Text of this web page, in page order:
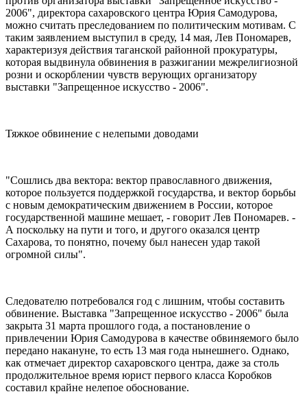
2006", директора сахаровского центра Юрия Самодурова,
можно считать преследованием по политическим мотивам. С
таким заявлением выступил в среду, 14 мая, Лев Пономарев,
характеризуя действия таганской районной прокуратуры,
которая выдвинула обвинения в разжигании межрелигиозной
розни и оскорблении чувств верующих организатору
выставки "Запрещенное искусство - 2006".
Тяжкое обвинение с нелепыми доводами
"Сошлись два вектора: вектор православного движения,
которое пользуется поддержкой государства, и вектор борьбы
с новым демократическим движением в России, которое
государственной машине мешает, - говорит Лев Пономарев. -
А поскольку на пути и того, и другого оказался центр
Сахарова, то понятно, почему был нанесен удар такой
огромной силы".
Следователю потребовался год с лишним, чтобы составить
обвинение. Выставка "Запрещенное искусство - 2006" была
закрыта 31 марта прошлого года, а постановление о
привлечении Юрия Самодурова в качестве обвиняемого было
передано накануне, то есть 13 мая года нынешнего. Однако,
как отмечает директор сахаровского центра, даже за столь
продолжительное время юрист первого класса Коробков
составил крайне нелепое обоснование.